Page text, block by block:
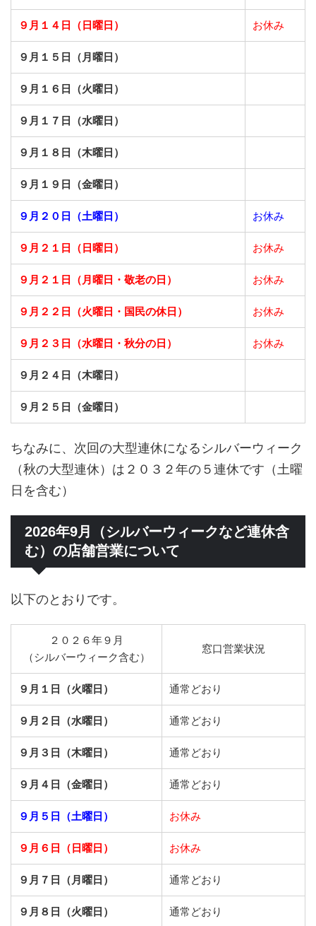
９月１４日（日曜日） お休み
９月１５日（月曜日）
９月１６日（火曜日）
９月１７日（水曜日）
９月１８日（木曜日）
９月１９日（金曜日）
９月２０日（土曜日） お休み
９月２１日（日曜日） お休み
９月２１日（月曜日・敬老の日） お休み
９月２２日（火曜日・国民の休日） お休み
９月２３日（水曜日・秋分の日） お休み
９月２４日（木曜日）
９月２５日（金曜日）
ちなみに、次回の大型連休になるシルバーウィーク
（秋の大型連休）は２０３２年の５連休です（土曜
日を含む）
2026年9月（シルバーウィークなど連休含
む）の店舗営業について
以下のとおりです。
２０２６年９月
（シルバーウィーク含む）
窓口営業状況
９月１日（火曜日） 通常どおり
９月２日（水曜日） 通常どおり
９月３日（木曜日） 通常どおり
９月４日（金曜日） 通常どおり
９月５日（土曜日） お休み
９月６日（日曜日） お休み
９月７日（月曜日） 通常どおり
９月８日（火曜日） 通常どおり